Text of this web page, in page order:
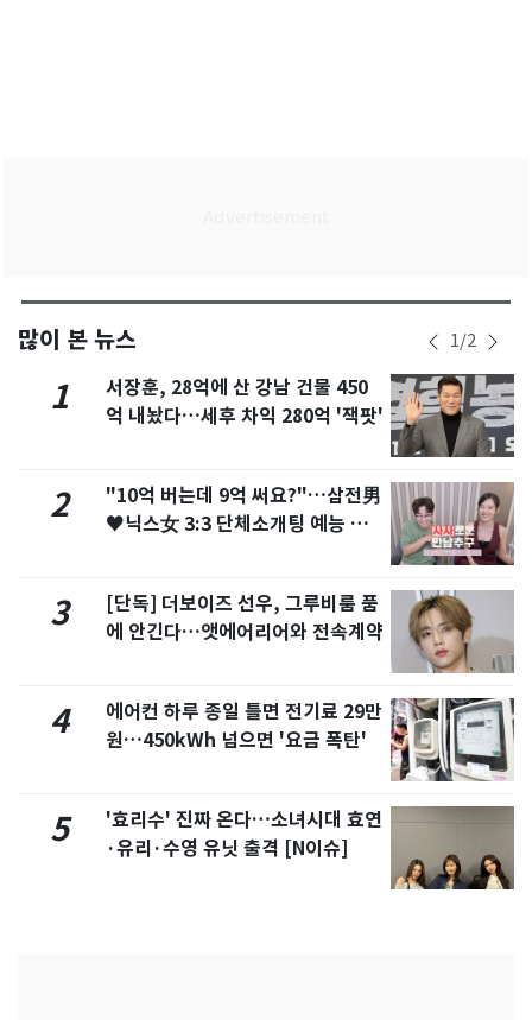
많이 본 뉴스 1/2
1
서장훈, 28억에 산 강남 건물 450
억 내놨다…세후 차익 280억 '잭팟'
2
"10억 버는데 9억 써요?"…삼전男
♥닉스女 3:3 단체소개팅 예능 화
3
[단독] 더보이즈 선우, 그루비룸 품
에 안긴다…앳에어리어와 전속계약
4
에어컨 하루 종일 틀면 전기료 29만
원…450kWh 넘으면 '요금 폭탄'
5
'효리수' 진짜 온다…소녀시대 효연
·유리·수영 유닛 출격 [N이슈]